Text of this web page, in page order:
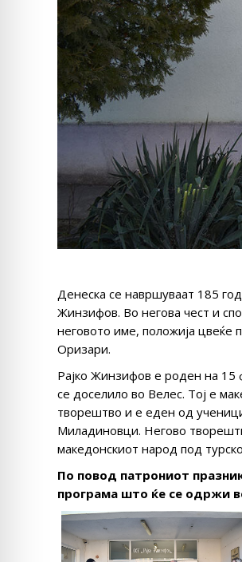
Денеска се навршуваат 185
Жинзифов. Во негова чест и
неговото име, положија цвеќе
Оризари.
Рајко Жинзифов е роден на 15
се доселило во Велес. Тој е
творештво и е еден од
Миладиновци. Негово
македонскиот народ под
По повод патрониот
програма што ќе се одржи